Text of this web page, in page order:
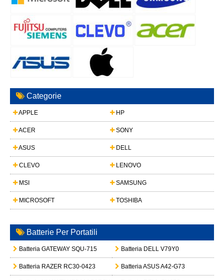
Categorie
APPLE HP
ACER SONY
ASUS DELL
CLEVO LENOVO
MSI SAMSUNG
MICROSOFT TOSHIBA
Batterie Per Portatili
Batteria GATEWAY SQU-715 Batteria DELL V79Y0
Batteria RAZER RC30-0423 Batteria ASUS A42-G73